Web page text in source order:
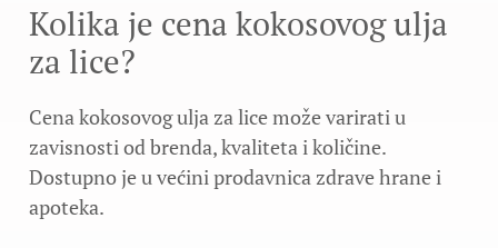
Kolika je cena kokosovog ulja
za lice?
Cena kokosovog ulja za lice može varirati u
zavisnosti od brenda, kvaliteta i količine.
Dostupno je u većini prodavnica zdrave hrane i
apoteka.